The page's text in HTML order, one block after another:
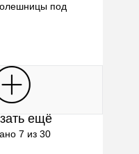
под
корзину
К сравнению
ещё
7 из 30